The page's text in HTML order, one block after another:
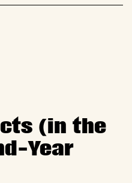
(in the
Year